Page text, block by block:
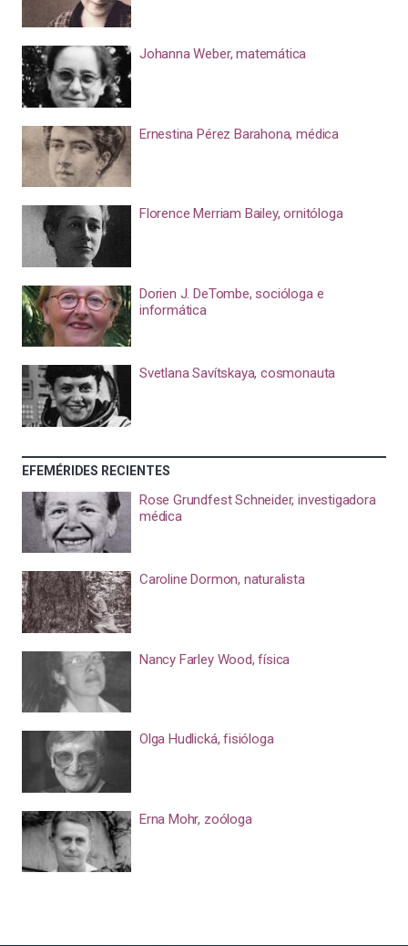
Johanna Weber, matemática
Ernestina Pérez Barahona, médica
Florence Merriam Bailey, ornitóloga
Dorien J. DeTombe, socióloga e
informática
Svetlana Savítskaya, cosmonauta
EFEMÉRIDES RECIENTES
Rose Grundfest Schneider, investigadora
médica
Caroline Dormon, naturalista
Nancy Farley Wood, física
Olga Hudlická, fisióloga
Erna Mohr, zoóloga